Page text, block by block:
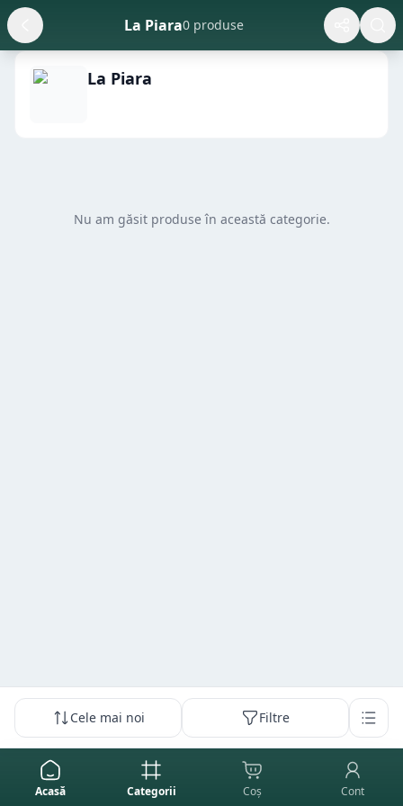
La Piara0 produse
La Piara
Nu am găsit produse în această categorie.
Cele mai noi Filtre
Acasă Categorii Coș Cont